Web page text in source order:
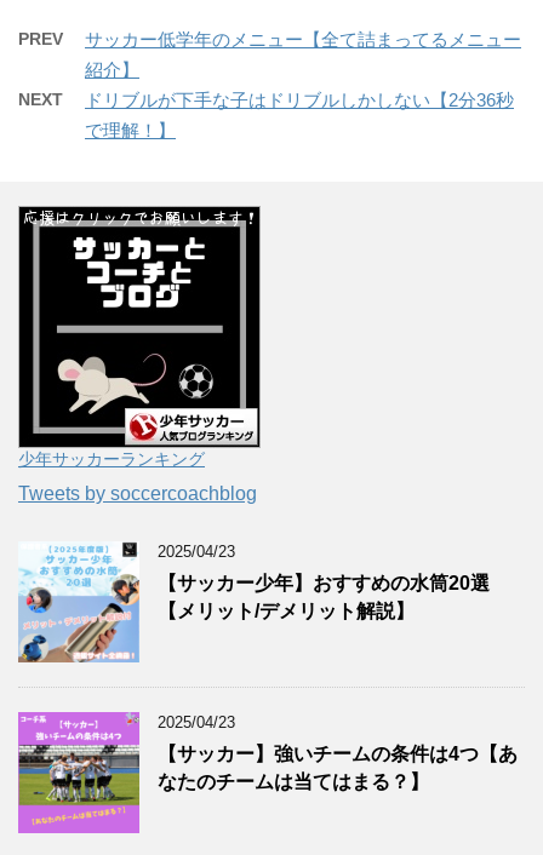
PREV
サッカー低学年のメニュー【全て詰まってるメニュー
紹介】
NEXT
ドリブルが下手な子はドリブルしかしない【2分36秒
で理解！】
少年サッカーランキング
Tweets by soccercoachblog
2025/04/23
【サッカー少年】おすすめの水筒20選
【メリット/デメリット解説】
2025/04/23
【サッカー】強いチームの条件は4つ【あ
なたのチームは当てはまる？】